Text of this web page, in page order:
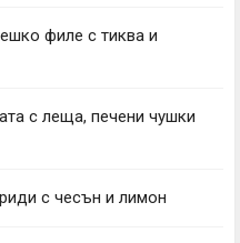
филе с тиква и
с леща, печени чушки
с чесън и лимон